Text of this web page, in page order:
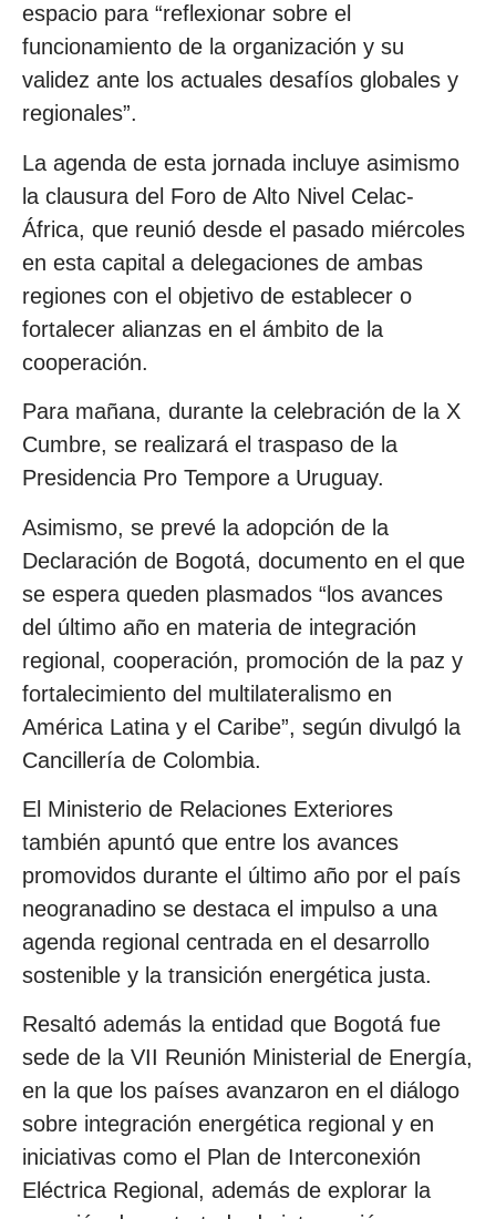
espacio para “reflexionar sobre el
funcionamiento de la organización y su
validez ante los actuales desafíos globales y
regionales”.
La agenda de esta jornada incluye asimismo
la clausura del Foro de Alto Nivel Celac-
África, que reunió desde el pasado miércoles
en esta capital a delegaciones de ambas
regiones con el objetivo de establecer o
fortalecer alianzas en el ámbito de la
cooperación.
Para mañana, durante la celebración de la X
Cumbre, se realizará el traspaso de la
Presidencia Pro Tempore a Uruguay.
Asimismo, se prevé la adopción de la
Declaración de Bogotá, documento en el que
se espera queden plasmados “los avances
del último año en materia de integración
regional, cooperación, promoción de la paz y
fortalecimiento del multilateralismo en
América Latina y el Caribe”, según divulgó la
Cancillería de Colombia.
El Ministerio de Relaciones Exteriores
también apuntó que entre los avances
promovidos durante el último año por el país
neogranadino se destaca el impulso a una
agenda regional centrada en el desarrollo
sostenible y la transición energética justa.
Resaltó además la entidad que Bogotá fue
sede de la VII Reunión Ministerial de Energía,
en la que los países avanzaron en el diálogo
sobre integración energética regional y en
iniciativas como el Plan de Interconexión
Eléctrica Regional, además de explorar la